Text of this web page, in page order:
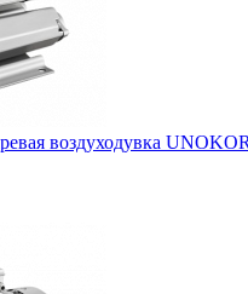
воздуходувка